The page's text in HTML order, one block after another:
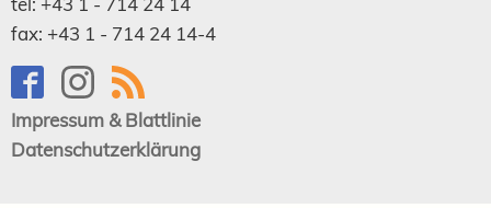
fax: +43 1 - 714 24 14-4
Impressum & Blattlinie
Datenschutzerklärung